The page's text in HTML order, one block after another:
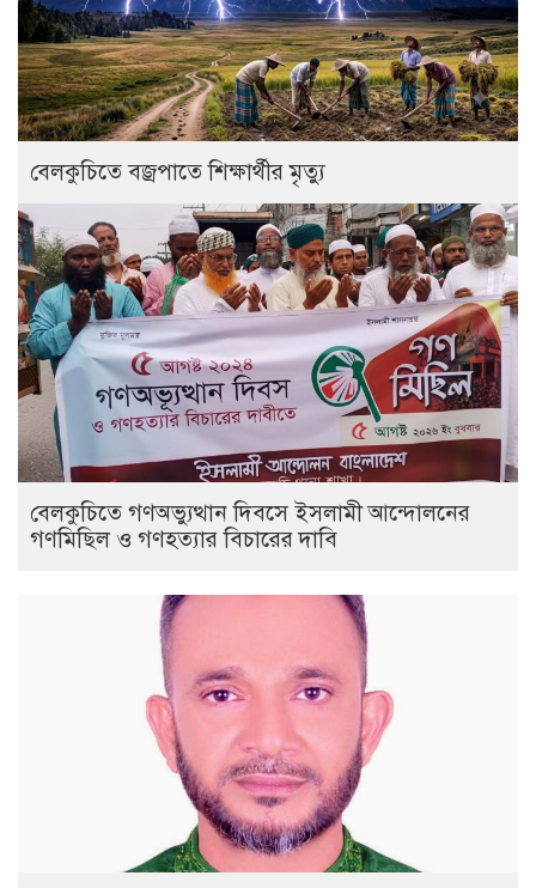
বেলকুচিতে বজ্রপাতে শিক্ষার্থীর মৃত্যু
বেলকুচিতে গণঅভ্যুত্থান দিবসে ইসলামী আন্দোলনের
গণমিছিল ও গণহত্যার বিচারের দাবি